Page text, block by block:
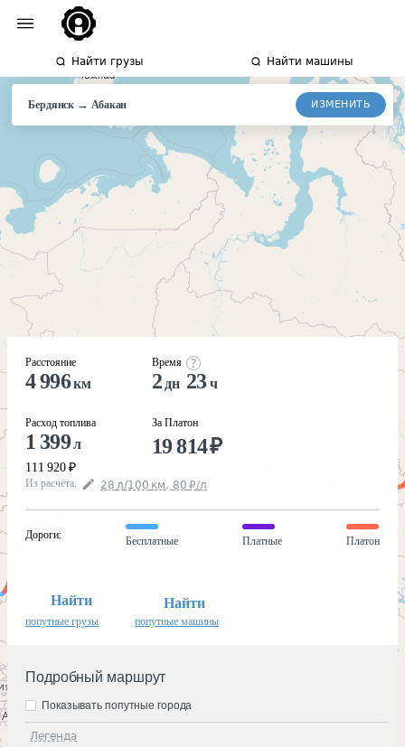
Найти грузы Найти машины
Бердянск → Абакан ИЗМЕНИТЬ
Расстояние
4 996км
Расход топлива
1 399л
111 920 ₽
Время
2 дн 23ч
За Платон
19 814₽
Из расчёта: 28 л/100 км, 80 ₽/л
Дороги:
Бесплатные Платные Платон
Найти
попутные грузы
Найти
попутные машины
Подробный маршрут
Легенда
Показывать попутные города